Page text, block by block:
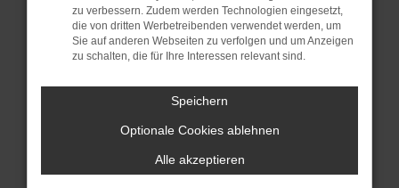
Starte dein Gerät neu.
Das kann manchmal helfen,
vorübergehende Probleme zu beheben.
Stelle sicher, dass dein Browser und dein
Betriebssystem auf dem neuesten Stand
Veraltete Software birgt nicht nur ein
Sicherheitsrisiko, sondern kann auch dazu
zu verbessern. Zudem werden Technologien eingesetzt,
die von dritten Werbetreibenden verwendet werden, um
Sie auf anderen Webseiten zu verfolgen und um Anzeigen
zu schalten, die für Ihre Interessen relevant sind.
Speichern
Optionale Cookies ablehnen
Alle akzeptieren